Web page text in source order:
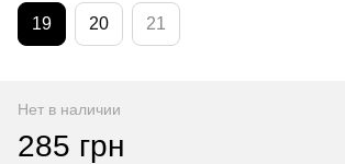
19 20 21
Нет в наличии
285 грн